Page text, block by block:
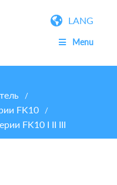
LANG
Menu
/
FK10 /
FK10 I II III